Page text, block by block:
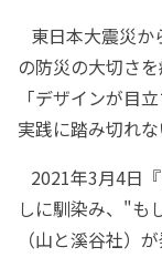
東日本大震災か
の防災の大切さ
「デザインが目
実践に踏み切れな
2021年3月4日
しに馴染み、"も
（山と溪谷社）